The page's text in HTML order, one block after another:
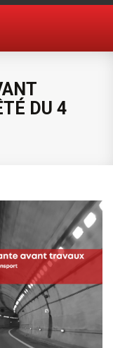
DU 4